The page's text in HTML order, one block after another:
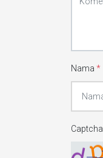
Nama *
Captcha